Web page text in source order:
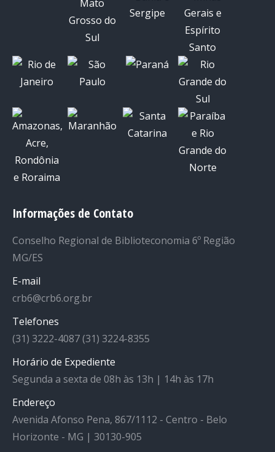
Informações de Contato
Conselho Regional de Biblioteconomia 6º Região
MG/ES
E-mail
crb6@crb6.org.br
Telefones
(31) 3222-4087 (31) 3224-8355
Horário de Expediente
Segunda a sexta de 08h às 13h | 14h às 17h
Endereço
Avenida Afonso Pena, 867/1112 - Centro - Belo
Horizonte - MG | 30130-905